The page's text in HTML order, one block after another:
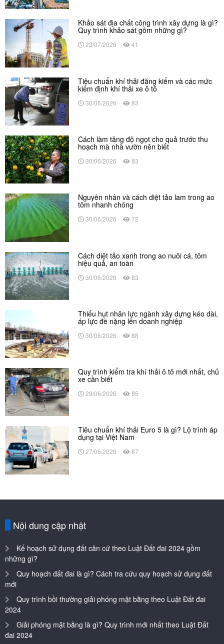
Khảo sát địa chất công trình xây dựng là gì?
Quy trình khảo sát gồm những gì?
23/07/2026 41
Tiêu chuẩn khí thải đăng kiểm và các mức
kiểm định khí thải xe ô tô
30/06/2026 83
Cách làm tăng độ ngọt cho quả trước thu
hoạch mà nhà vườn nên biết
30/06/2026 83
Nguyên nhân và cách diệt tảo lam trong ao
tôm nhanh chóng
30/06/2026 72
Cách diệt tảo xanh trong ao nuôi cá, tôm
hiệu quả, an toàn
30/06/2026 83
Thiếu hụt nhân lực ngành xây dựng kéo dài,
áp lực đè nặng lên doanh nghiệp
30/06/2026 88
Quy trình kiểm tra khí thải ô tô mới nhất, chủ
xe cần biết
29/06/2026 85
Tiêu chuẩn khí thải Euro 5 là gì? Lộ trình áp
dụng tại Việt Nam
27/06/2026 87
Nội dung cập nhật
Kế hoạch sử dụng đất căn cứ theo Luật Đất đai 2024 gồm
những gì?
Quy hoạch đất đai là gì? Cách tra cứu quy hoạch sử dụng đất
mới
Quy trình bồi thường giải phóng mặt bằng theo Luật Đất đai
2024
Giải phóng mặt bằng là gì? Quy trình mới nhất theo Luật Đất
đai 2024